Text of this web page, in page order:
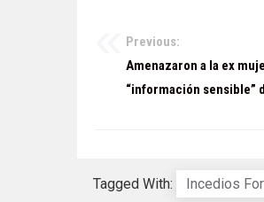
Navegación
Previous:
Amenazaron a la ex
“información sensible”
Tagged With: Incedios